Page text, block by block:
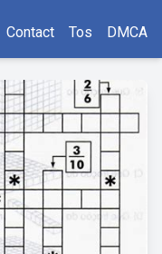
Contact Tos DMCA